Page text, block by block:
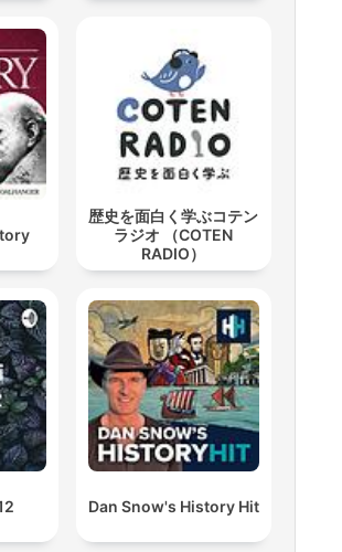
歴史を面白く学ぶコテン
ラジオ （COTEN
RADIO）
Dan Snow's History Hit